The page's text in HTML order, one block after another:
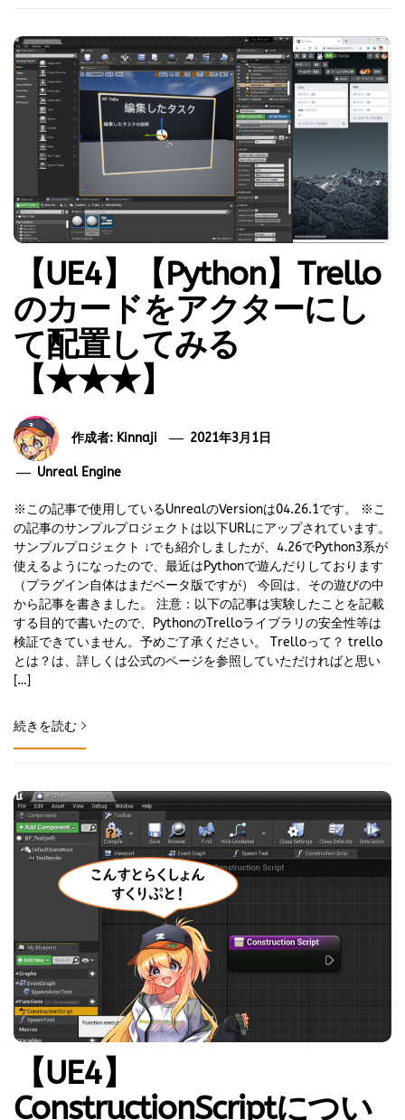
【UE4】【Python】Trello
のカードをアクターにし
て配置してみる
【★★★】
作成者: Kinnaji 2021年3月1日
Unreal Engine
※この記事で使用しているUnrealのVersionは04.26.1です。 ※こ
の記事のサンプルプロジェクトは以下URLにアップされています。
サンプルプロジェクト ↓でも紹介しましたが、4.26でPython3系が
使えるようになったので、最近はPythonで遊んだりしております
（プラグイン自体はまだベータ版ですが） 今回は、その遊びの中
から記事を書きました。 注意：以下の記事は実験したことを記載
する目的で書いたので、PythonのTrelloライブラリの安全性等は
検証できていません。予めご了承ください。 Trelloって？ trello
とは？は、詳しくは公式のページを参照していただければと思い
[…]
続きを読む
【UE4】
ConstructionScriptについ